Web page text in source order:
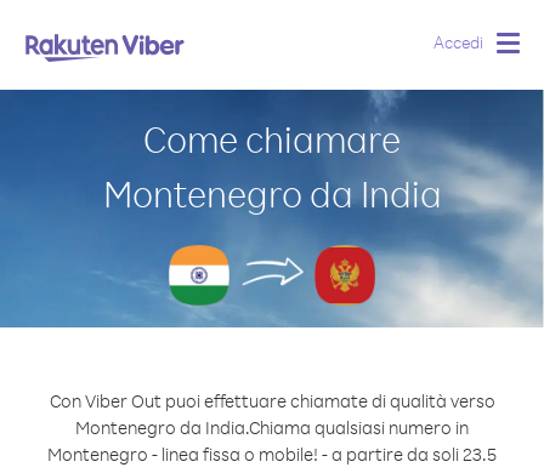
Accedi
Come chiamare
Montenegro da India
Con Viber Out puoi effettuare chiamate di qualità verso
Montenegro da India.Chiama qualsiasi numero in
Montenegro - linea fissa o mobile! - a partire da soli 23.5